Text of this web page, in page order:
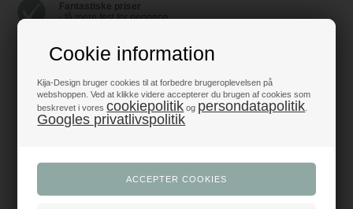
Cookie information
Kija-Design bruger cookies til at forbedre brugeroplevelsen på
webshoppen. Ved at klikke videre accepterer du brugen af cookies som
beskrevet i vorescookiepolitik og persondatapolitik
Googles privatlivspolitik
Fantastiske priser
- få mere fest for pengene
Produkter i topklasse
Trustpilot 5/5 - Fremragende
+1200 glade anmeldelser
Dansk webshop
- med hurtig levering